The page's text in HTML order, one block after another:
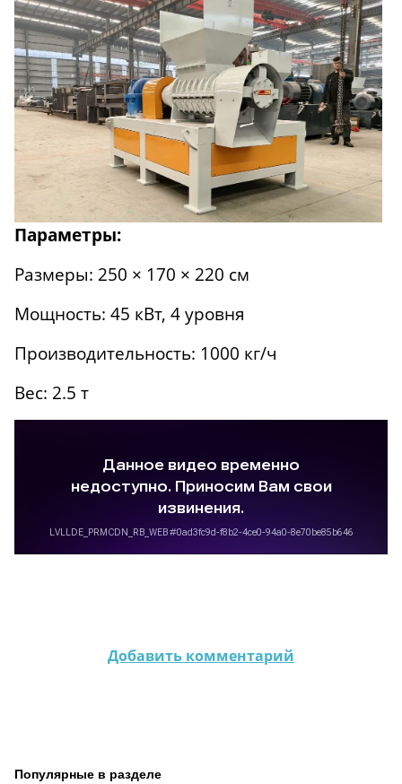
Параметры:
Размеры: 250 × 170 × 220 см
Мощность: 45 кВт, 4 уровня
Производительность: 1000 кг/ч
Вес: 2.5 т
Добавить комментарий
Популярные в разделе